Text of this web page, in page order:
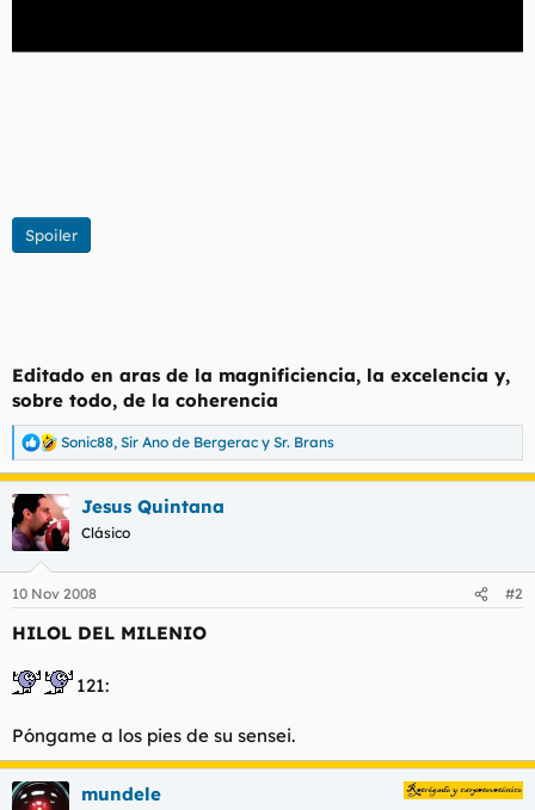
Spoiler
Editado en aras de la magnificiencia, la excelencia y,
sobre todo, de la coherencia
R
e
a
c
c
i
e
:
Sonic88, Sir Ano de Bergerac y Sr. Brans
Jesus Quintana
Clásico
10 Nov 2008 #2
HILOL DEL MILENIO
121:
Póngame a los pies de su sensei.
mundele